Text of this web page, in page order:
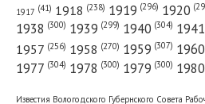
№ 233 от
1917 (41) 1918 (238) 1919 (296) 1920
1938 (300) 1939 (299) 1940 (304) 1941
1957 (256) 1958 (270) 1959 (307) 1960
1977 (304) 1978 (300) 1979 (300) 1980
Известия Вологодского Губернского Совета